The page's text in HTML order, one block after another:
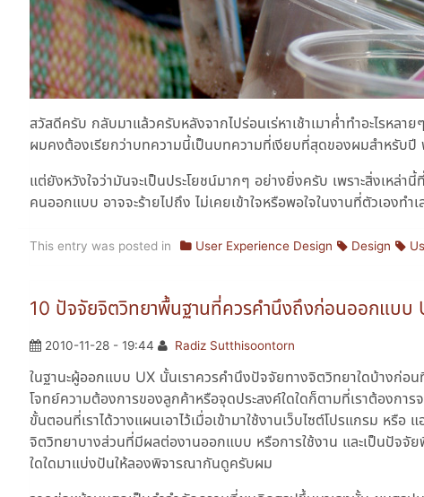
สวัสดีครับ กลับมาแล้วครับหลังจากไปร่อนเร่หาเช้าเมาค่ำทำอะไรห
ผมคงต้องเรียกว่าบทความนี้เป็นบทความที่เงียบที่สุดของผมสำหรับปี
แต่ยังหวังใจว่ามันจะเป็นประโยชน์มากๆ อย่างยิ่งครับ เพราะสิ่งเหล่า
คนออกแบบ อาจจะร้ายไปถึง ไม่เคยเข้าใจหรือพอใจในงานที่ตัวเอง
This entry was posted in User Experience Design Design
10 ปัจจัยจิตวิทยาพื้นฐานที่ควรคำนึงถึงก่อนออกแบบ
2010-11-28 - 19:44 Radiz Sutthisoontorn
ในฐานะผู้ออกแบบ UX นั้นเราควรคำนึงปัจจัยทางจิตวิทยาใดบ้างก่
โจทย์ความต้องการของลูกค้าหรือจุดประสงค์ใดใดก็ตามที่เราต้องการ
ขั้นตอนที่เราได้วางแผนเอาไว้เมื่อเข้ามาใช้งานเว็บไซต์โปรแกรม ห
จิตวิทยาบางส่วนที่มีผลต่องานออกแบบ หรือการใช้งาน และเป็นปัจจั
ใดใดมาแบ่งปันให้ลองพิจารณากันดูครับผม